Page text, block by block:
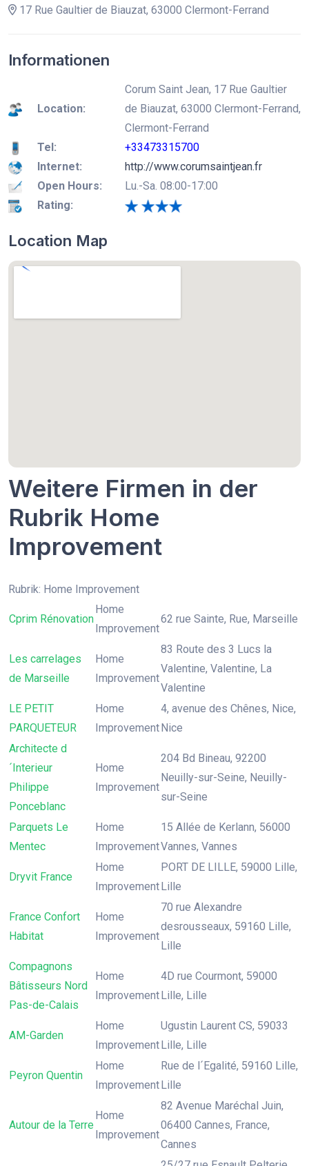
17 Rue Gaultier de Biauzat, 63000 Clermont-Ferrand
Informationen
Location:
Corum Saint Jean, 17 Rue Gaultier
de Biauzat, 63000 Clermont-Ferrand,
Clermont-Ferrand
Tel:
+33473315700
Internet:
http://www.corumsaintjean.fr
Open Hours:
Lu.-Sa. 08:00-17:00
Rating:
Location Map
Weitere Firmen in der
Rubrik Home
Improvement
Rubrik: Home Improvement
Cprim Rénovation
Home
Improvement
62 rue Sainte, Rue, Marseille
Les carrelages
de Marseille
Home
Improvement
83 Route des 3 Lucs la
Valentine, Valentine, La
Valentine
LE PETIT
PARQUETEUR
Home
Improvement
4, avenue des Chênes, Nice,
Nice
Architecte d
´Interieur
Philippe
Ponceblanc
Home
Improvement
204 Bd Bineau, 92200
Neuilly-sur-Seine, Neuilly-
sur-Seine
Parquets Le
Mentec
Home
Improvement
15 Allée de Kerlann, 56000
Vannes, Vannes
Dryvit France
Home
Improvement
PORT DE LILLE, 59000 Lille,
Lille
France Confort
Habitat
Home
Improvement
70 rue Alexandre
desrousseaux, 59160 Lille,
Lille
Compagnons
Bâtisseurs Nord
Pas-de-Calais
Home
Improvement
4D rue Courmont, 59000
Lille, Lille
AM-Garden
Home
Improvement
Ugustin Laurent CS, 59033
Lille, Lille
Peyron Quentin
Home
Improvement
Rue de l´Egalité, 59160 Lille,
Lille
Autour de la Terre
Home
Improvement
82 Avenue Maréchal Juin,
06400 Cannes, France,
Cannes